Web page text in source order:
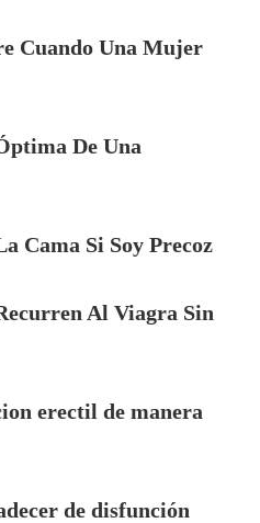
Cuando Una Mujer
De Una
Cama Si Soy Precoz
Al Viagra Sin
erectil de manera
de disfunción